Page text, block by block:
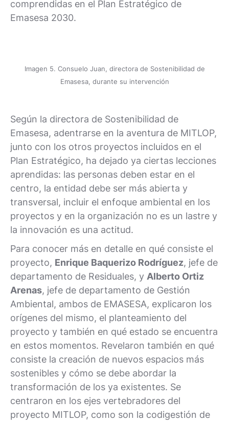
comprendidas en el Plan Estratégico de
Emasesa 2030.
Imagen 5. Consuelo Juan, directora de Sostenibilidad de
Emasesa, durante su intervención
Según la directora de Sostenibilidad de
Emasesa, adentrarse en la aventura de MITLOP,
junto con los otros proyectos incluidos en el
Plan Estratégico, ha dejado ya ciertas lecciones
aprendidas: las personas deben estar en el
centro, la entidad debe ser más abierta y
transversal, incluir el enfoque ambiental en los
proyectos y en la organización no es un lastre y
la innovación es una actitud.
Para conocer más en detalle en qué consiste el
proyecto, Enrique Baquerizo Rodríguez, jefe de
departamento de Residuales, y Alberto Ortiz
Arenas, jefe de departamento de Gestión
Ambiental, ambos de EMASESA, explicaron los
orígenes del mismo, el planteamiento del
proyecto y también en qué estado se encuentra
en estos momentos. Revelaron también en qué
consiste la creación de nuevos espacios más
sostenibles y cómo se debe abordar la
transformación de los ya existentes. Se
centraron en los ejes vertebradores del
proyecto MITLOP, como son la codigestión de